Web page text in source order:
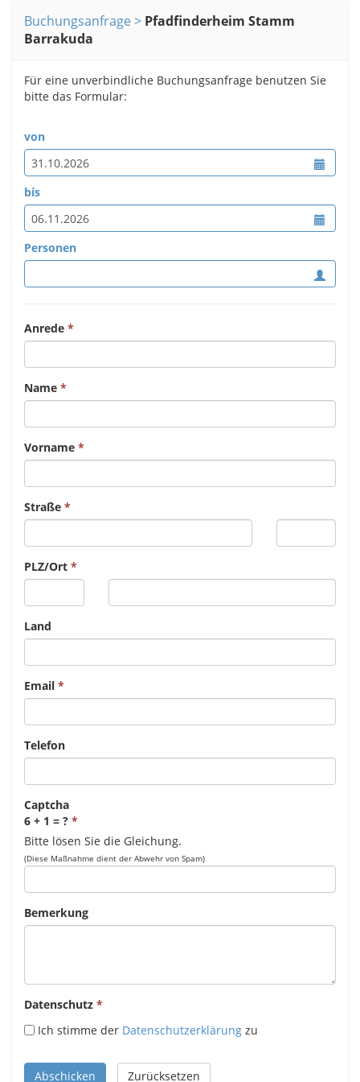
Buchungsanfrage
Pfadfinderheim Stamm
Barrakuda
Für eine unverbindliche Buchungsanfrage benutzen Sie
bitte das Formular:
von
bis
Personen
Anrede
Name
Vorname
Straße
PLZ/Ort
Land
Email
Telefon
Captcha
6 + 1 = ?
Bitte lösen Sie die Gleichung.
(Diese Maßnahme dient der Abwehr von Spam)
Bemerkung
Datenschutz
Ich stimme der Datenschutzerklärung zu
Abschicken Zurücksetzen